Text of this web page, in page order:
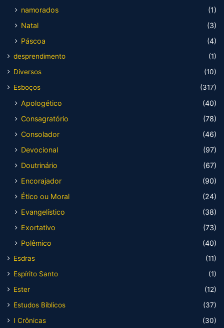
namorados
(1)
Natal
(3)
Páscoa
(4)
desprendimento
(1)
Diversos
(10)
Esboços
(317)
Apologético
(40)
Consagratório
(78)
Consolador
(46)
Devocional
(97)
Doutrinário
(67)
Encorajador
(90)
Ético ou Moral
(24)
Evangelístico
(38)
Exortativo
(73)
Polêmico
(40)
Esdras
(11)
Espírito Santo
(1)
Ester
(12)
Estudos Bíblicos
(37)
I Crônicas
(30)